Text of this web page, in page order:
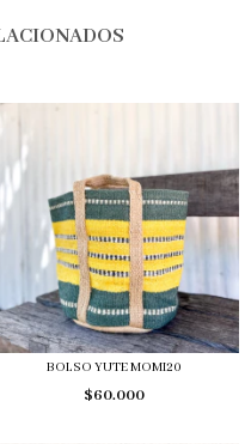
BOLSO YUTE MOMI20
$60.000